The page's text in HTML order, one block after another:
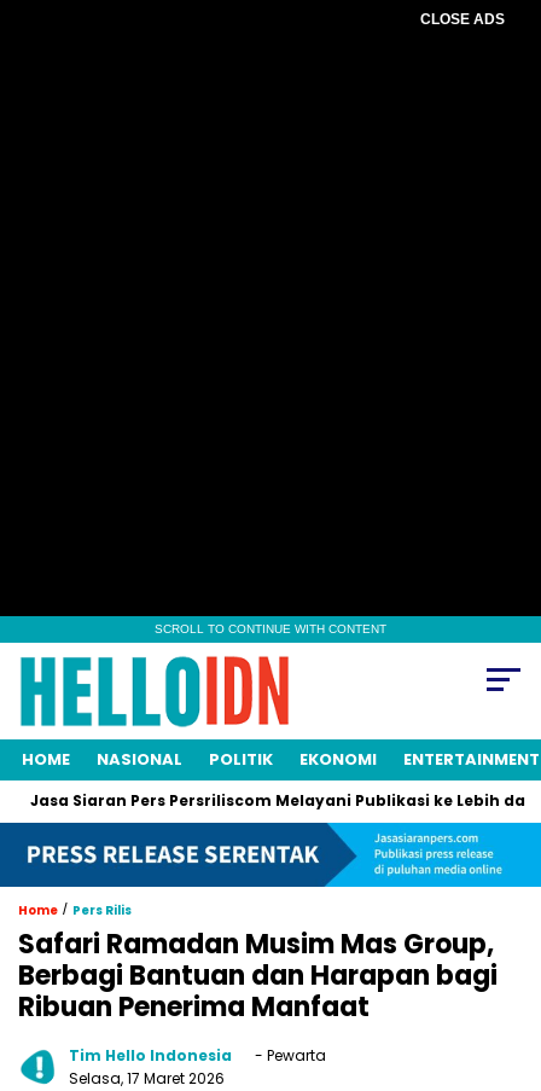
CLOSE ADS
SCROLL TO CONTINUE WITH CONTENT
HOME NASIONAL POLITIK EKONOMI ENTERTAINMENT
Pers Persriliscom Melayani Publikasi ke Lebih dari 150
Home / Pers Rilis
Safari Ramadan Musim Mas Group,
Berbagi Bantuan dan Harapan bagi
Ribuan Penerima Manfaat
Tim Hello Indonesia
- Pewarta
Selasa, 17 Maret 2026